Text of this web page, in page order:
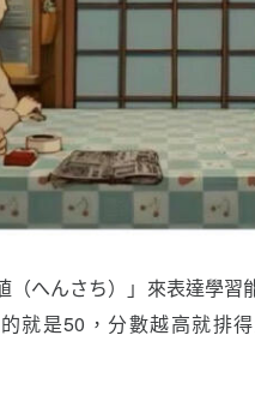
へんさち）」來表達學習
就是50，分數越高就排